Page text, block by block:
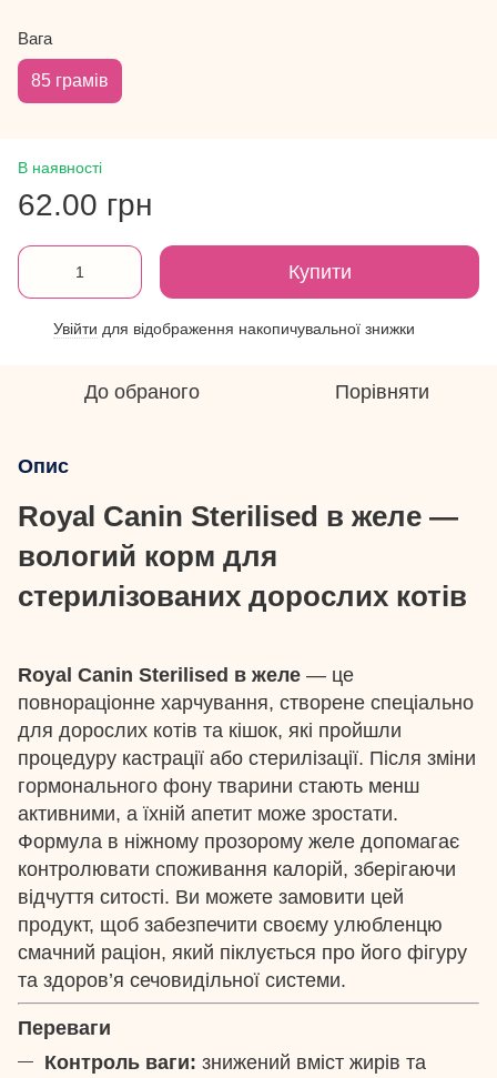
Вага
85 грамів
В наявності
62.00 грн
Купити
Увійти для відображення накопичувальної знижки
До обраного Порівняти
Опис
Royal Canin Sterilised в желе —
вологий корм для
стерилізованих дорослих котів
Royal Canin Sterilised в желе — це
повнораціонне харчування, створене спеціально
для дорослих котів та кішок, які пройшли
процедуру кастрації або стерилізації. Після зміни
гормонального фону тварини стають менш
активними, а їхній апетит може зростати.
Формула в ніжному прозорому желе допомагає
контролювати споживання калорій, зберігаючи
відчуття ситості. Ви можете замовити цей
продукт, щоб забезпечити своєму улюбленцю
смачний раціон, який піклується про його фігуру
та здоров’я сечовидільної системи.
Переваги
Контроль ваги: знижений вміст жирів та